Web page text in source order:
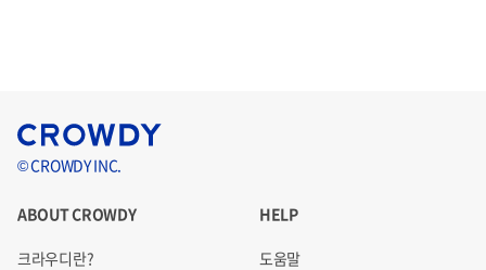
© CROWDY INC.
ABOUT CROWDY
크라우디란?
HELP
도움말